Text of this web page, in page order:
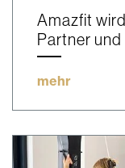
Amazfit
Partner
mehr